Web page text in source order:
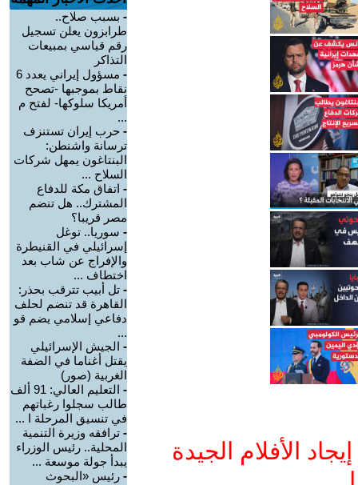
الأفلام الجيدة
- بسبب صلاح..
طرابزون يعلن تسجيل
رقم قياسي بمبيعات
التذاكر
-
مسؤول إيراني يعدد 6
نقاط بموجبها -تصحح
أمريكا سلوكها- لفتح م
...
- حرب إيران تستنزف
ترسانة واشنطن:
البنتاغون يمهل شركات
السلاح ...
- اتفاق مكة للدفاع
المشترك.. هل تنضم
مصر قريبا؟
- سوريا.. توغل
إسرائيلي في القنيطرة
والإفراج عن شاب بعد
اختطاف ...
- تل أبيب تترقب بحذر:
القاهرة قد تنضم لحلف
دفاعي إسلامي يضم قو
...
- الجيش الإسرائيلي
يقتل أغناما في الضفة
الغربية (صور)
-
التعليم العالي: 91 ألف
طالب سجلوا رغباتهم
في تنسيق المرحلة ا ...
- ترافقه وزيرة التنمية
المحلية.. رئيس الوزراء
يبدأ جولة موسعة ...
- رئيس «البحوث